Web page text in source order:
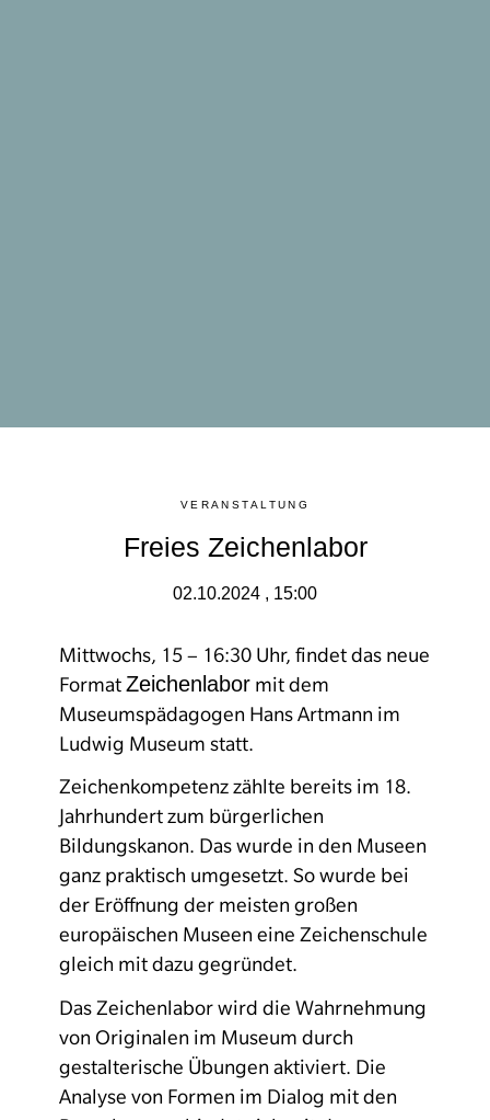
VERANSTALTUNG
Freies Zeichenlabor
02.10.2024 , 15:00
Mittwochs, 15 – 16:30 Uhr, findet das neue
FormatZeichenlabor mit dem
Museumspädagogen Hans Artmann im
Ludwig Museum statt.
Zeichenkompetenz zählte bereits im 18.
Jahrhundert zum bürgerlichen
Bildungskanon. Das wurde in den Museen
ganz praktisch umgesetzt. So wurde bei
der Eröffnung der meisten großen
europäischen Museen eine Zeichenschule
gleich mit dazu gegründet.
Das Zeichenlabor wird die Wahrnehmung
von Originalen im Museum durch
gestalterische Übungen aktiviert. Die
Analyse von Formen im Dialog mit den